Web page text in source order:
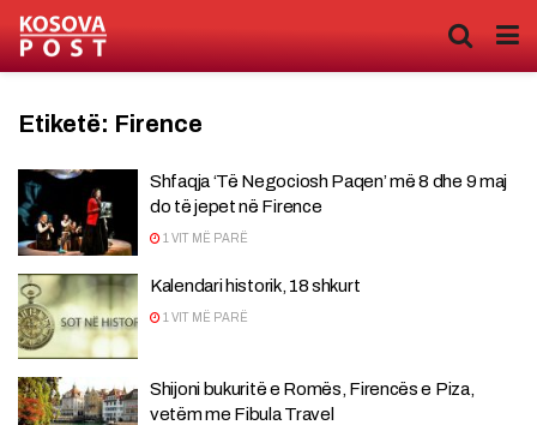
Etiketë: Firence
Shfaqja ‘Të Negociosh Paqen’ më 8 dhe 9 maj
do të jepet në Firence
1 VIT MË PARË
Kalendari historik, 18 shkurt
1 VIT MË PARË
Shijoni bukuritë e Romës, Firencës e Piza,
vetëm me Fibula Travel